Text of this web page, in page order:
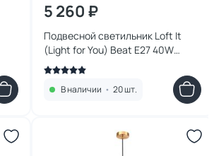
5 260 ₽
Подвесной светильник Loft It
(Light for You) Beat E27 40W
LOFT1843/A
В наличии • 20 шт.